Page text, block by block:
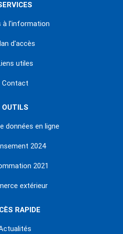
à l'information
d'accès
utiles
Contact
OUTILS
données en ligne
2024
2021
extérieur
RAPIDE